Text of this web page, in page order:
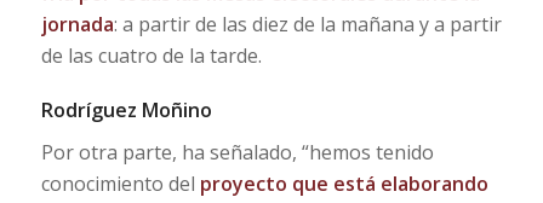
jornada: a partir de las diez de la mañana y a partir
de las cuatro de la tarde.
Rodríguez Moñino
Por otra parte, ha señalado, “hemos tenido
conocimiento del proyecto que está elaborando